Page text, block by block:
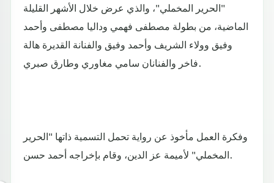
"الحرير المخملي"، والذي عرض خلال الأشهر القليلة
الماضية، من بطولة مصطفى فهمي وداليا مصطفى وأحمد
وفيق وولاء الشريف وأحمد وفيق والفنانة القديرة هالة
فاخر والفنانان سامي مغاوري وطارق صبري.
وفكرة العمل مأخوذ عن رواية تحمل التسمية ذاتها "الحرير
المخملي" لأميمة عز الدين، وقام بإخراجه أحمد حسن.